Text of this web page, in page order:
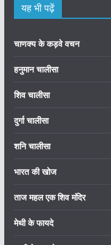
यह भी पढ़ें
चाणक्य के कड़वे वचन
हनुमान चालीसा
शिव चालीसा
दुर्गा चालीसा
शनि चालीसा
भारत की खोज
ताज महल एक शिव मंदिर
मेथी के फायदे